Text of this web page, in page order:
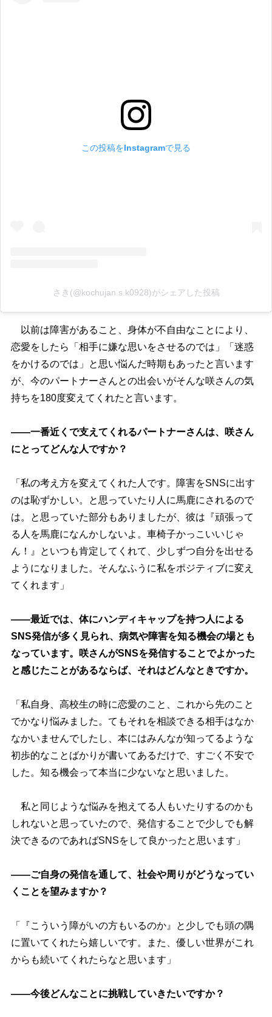
この投稿をInstagramで見る
さき(@kochujan.s.k0928)がシェアした投稿
以前は障害があること、身体が不自由なことにより、
恋愛をしたら「相手に嫌な思いをさせるのでは」「迷惑
をかけるのでは」と思い悩んだ時期もあったと言います
が、今のパートナーさんとの出会いがそんな咲さんの気
持ちを180度変えてくれたと言います。
――一番近くで支えてくれるパートナーさんは、咲さん
にとってどんな人ですか？
「私の考え方を変えてくれた人です。障害をSNSに出す
のは恥ずかしい。と思っていたり人に馬鹿にされるので
は。と思っていた部分もありましたが、彼は『頑張って
る人を馬鹿になんかしないよ。車椅子かっこいいじゃ
ん！』といつも肯定してくれて、少しずつ自分を出せる
ようになりました。そんなふうに私をポジティブに変え
てくれます」
――最近では、体にハンディキャップを持つ人による
SNS発信が多く見られ、病気や障害を知る機会の場とも
なっています。咲さんがSNSを発信することでよかった
と感じたことがあるならば、それはどんなときですか。
「私自身、高校生の時に恋愛のこと、これから先のこと
でかなり悩みました。てもそれを相談できる相手はなか
なかいませんでしたし、本にはみんなが知ってるような
初歩的なことばかりが書いてあるだけで、すごく不安で
した。知る機会って本当に少ないなと思いました。
私と同じような悩みを抱えてる人もいたりするのかも
しれないと思っていたので、発信することで少しでも解
決できるのであればSNSをして良かったと思います」
――ご自身の発信を通して、社会や周りがどうなってい
くことを望みますか？
「『こういう障がいの方もいるのか』と少しでも頭の隅
に置いてくれたら嬉しいです。また、優しい世界がこれ
からも続いてくれたらなと思います」
――今後どんなことに挑戦していきたいですか？